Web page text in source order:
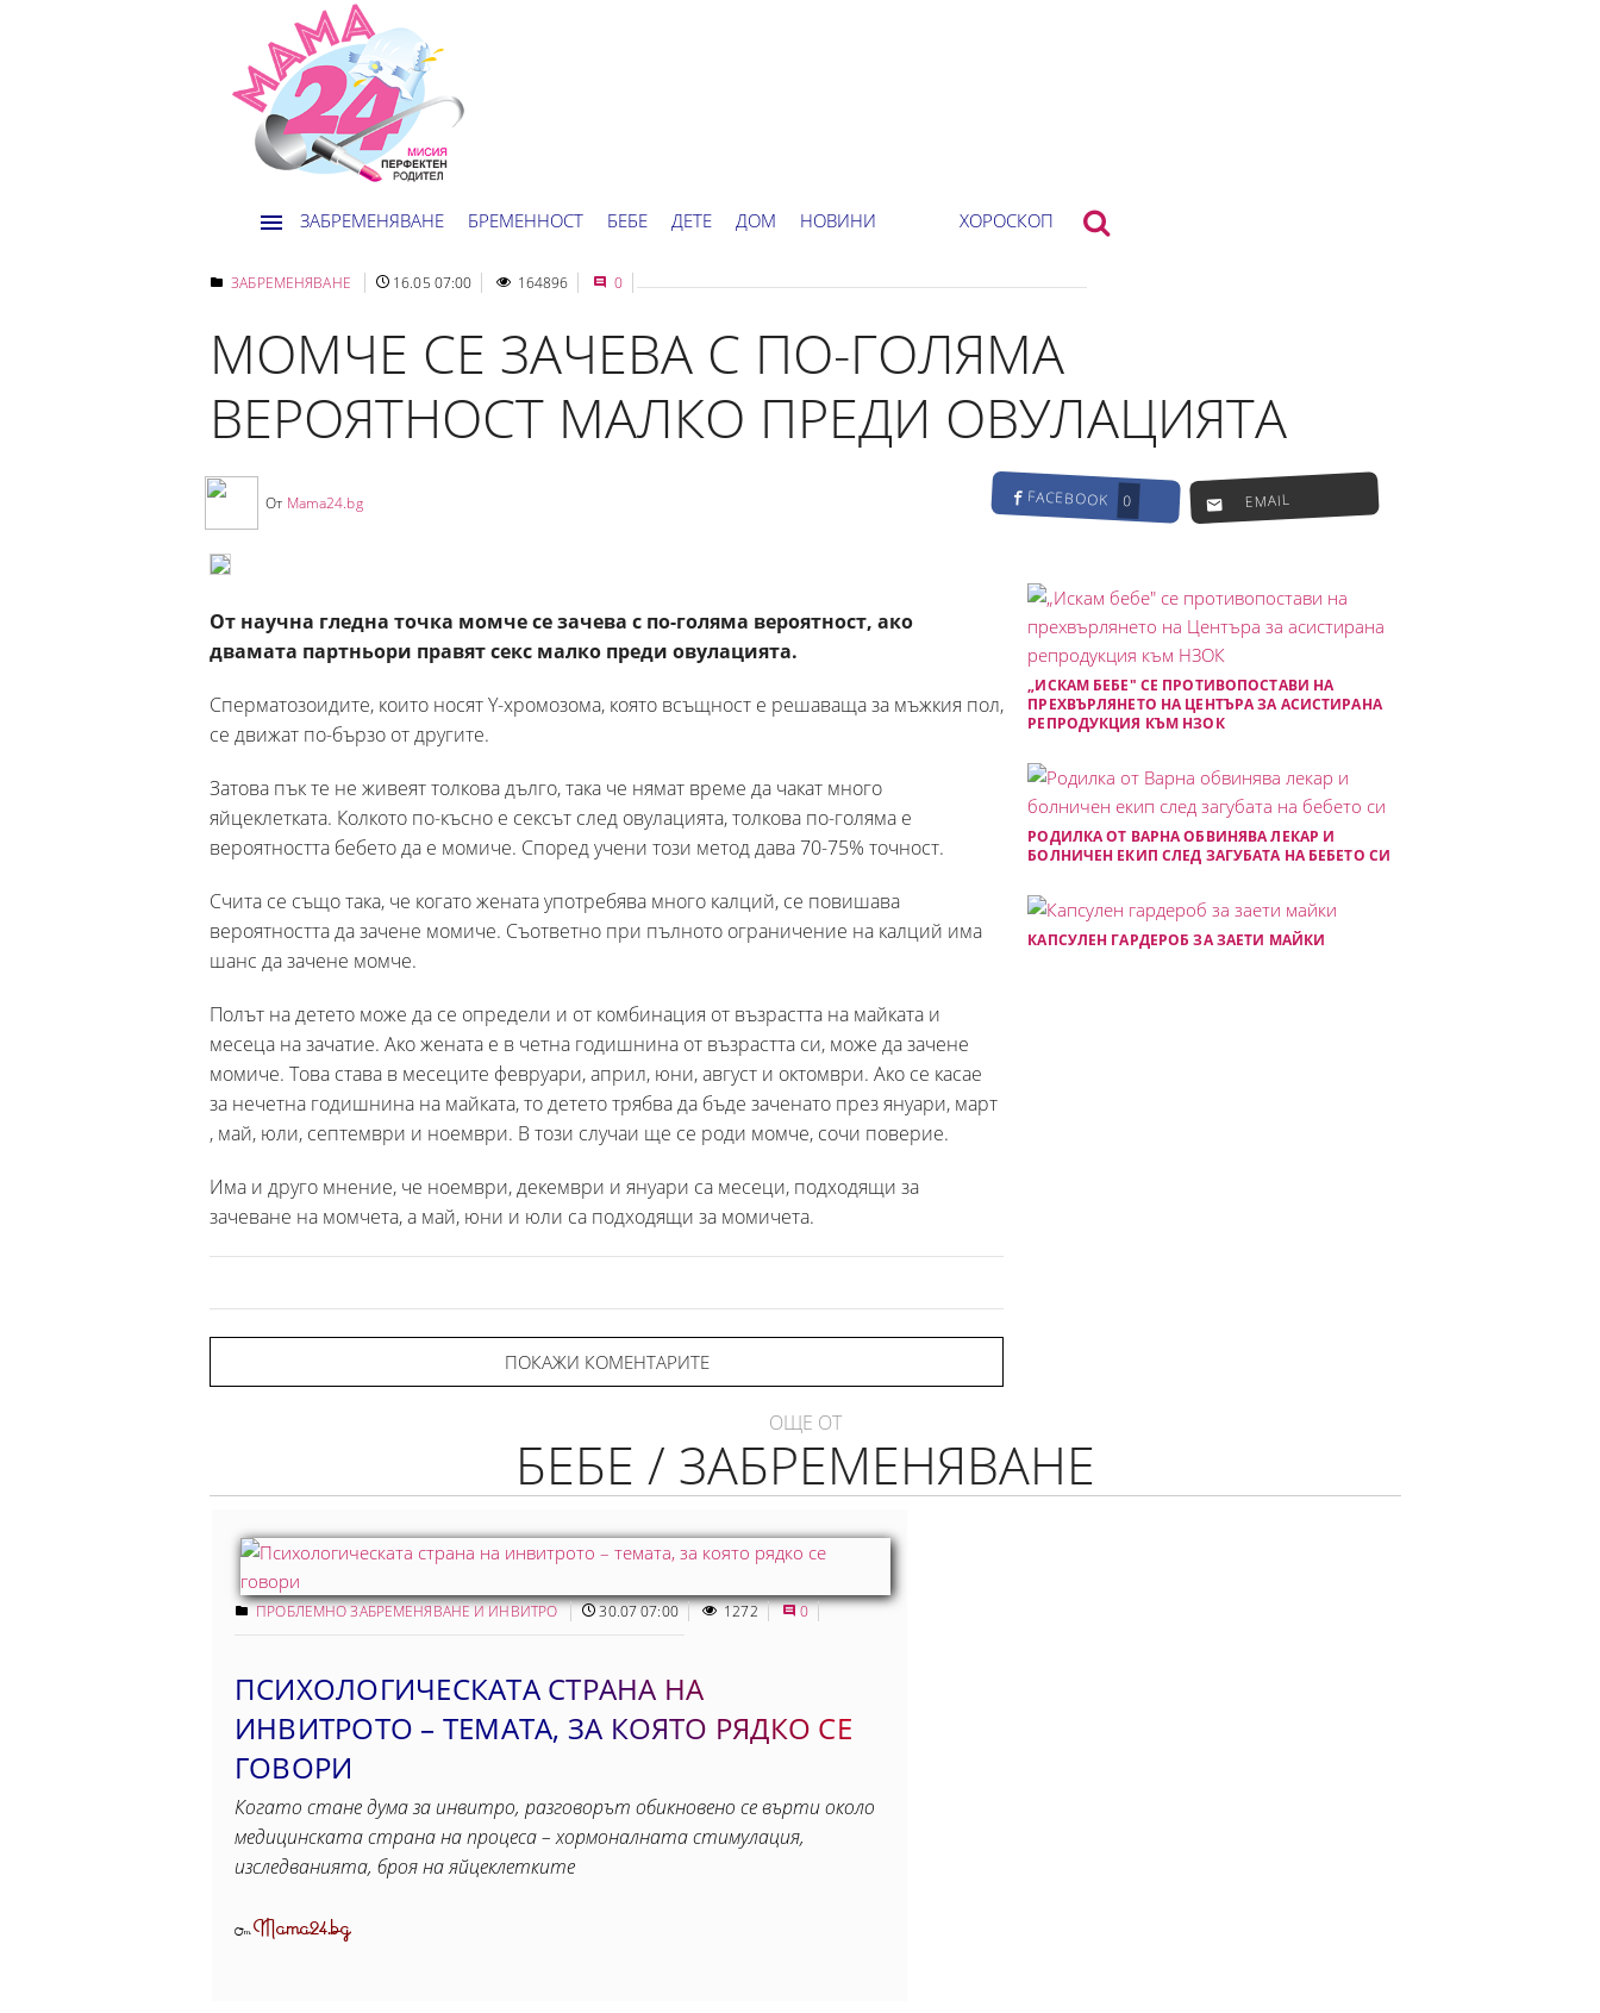
ЗАБРЕМЕНЯВАНЕ БРЕМЕННОСТ БЕБЕ ДЕТЕ ДОМ НОВИНИ ХОРОСКОП
ЗАБРЕМЕНЯВАНЕ 16.05 07:00 164896 0
MОМЧЕ СЕ ЗАЧЕВА С ПО-ГОЛЯМА
ВЕРОЯТНОСТ МАЛКО ПРЕДИ ОВУЛАЦИЯТА
От Mama24.bg FACEBOOK 0 EMAIL
От научна гледна точка момче се зачева с по-голяма вероятност, ако
двамата партньори правят секс малко преди овулацията.
Сперматозоидите, които носят Y-хромозома, която всъщност е решаваща за мъжкия пол,
се движат по-бързо от другите.
Затова пък те не живеят толкова дълго, така че нямат време да чакат много
яйцеклетката. Колкото по-късно е сексът след овулацията, толкова по-голяма е
вероятността бебето да е момиче. Според учени този метод дава 70-75% точност.
Счита се също така, че когато жената употребява много калций, се повишава
вероятността да зачене момиче. Съответно при пълното ограничение на калций има
шанс да зачене момче.
Полът на детето може да се определи и от комбинация от възрастта на майката и
месеца на зачатие. Ако жената е в четна годишнина от възрастта си, може да зачене
момиче. Това става в месеците февруари, април, юни, август и октомври. Ако се касае
за нечетна годишнина на майката, то детето трябва да бъде заченато през януари, март
, май, юли, септември и ноември. В този случаи ще се роди момче, сочи поверие.
Има и друго мнение, че ноември, декември и януари са месеци, подходящи за
зачеване на момчета, а май, юни и юли са подходящи за момичета.
ПОКАЖИ КОМЕНТАРИТЕ
„ИСКАМ БЕБЕ" СЕ ПРОТИВОПОСТАВИ НА
ПРЕХВЪРЛЯНЕТО НА ЦЕНТЪРА ЗА АСИСТИРАНА
РЕПРОДУКЦИЯ КЪМ НЗОК
РОДИЛКА ОТ ВАРНА ОБВИНЯВА ЛЕКАР И
БОЛНИЧЕН ЕКИП СЛЕД ЗАГУБАТА НА БЕБЕТО СИ
КАПСУЛЕН ГАРДЕРОБ ЗА ЗАЕТИ МАЙКИ
ОЩЕ ОТ
БЕБЕ / ЗАБРЕМЕНЯВАНЕ
ПРОБЛЕМНО ЗАБРЕМЕНЯВАНЕ И ИНВИТРО 30.07 07:00 1272 0
ПСИХОЛОГИЧЕСКАТА СТРАНА НА
ИНВИТРОТО – ТЕМАТА, ЗА КОЯТО РЯДКО СЕ
ГОВОРИ
Когато стане дума за инвитро, разговорът обикновено се върти около
медицинската страна на процеса – хормоналната стимулация,
изследванията, броя на яйцеклетките
ОтMama24.bg